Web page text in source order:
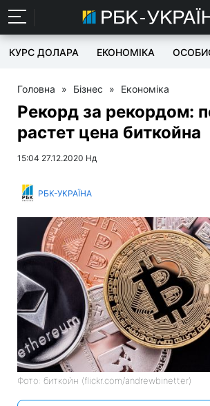
КУРС ДОЛАРА ЕКОНОМІКА
Головна » Бізнес » Економіка
Рекорд за рекордом:
растет цена биткойна
15:04 27.12.2020 Нд
РБК-УКРАЇНА
Фото: биткойн (flickr.com/andrewbinetter)